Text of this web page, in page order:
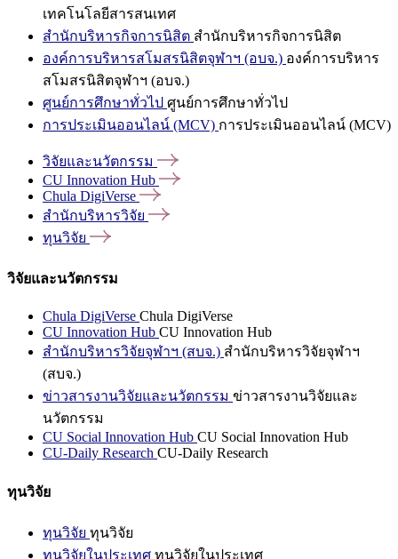
เทคโนโลยีสารสนเทศ
สำนักบริหารกิจการนิสิต สำนักบริหารกิจการนิสิต
องค์การบริหารสโมสรนิสิตจุฬาฯ (อบจ.) องค์การบริหาร
สโมสรนิสิตจุฬาฯ (อบจ.)
ศูนย์การศึกษาทั่วไป ศูนย์การศึกษาทั่วไป
การประเมินออนไลน์ (MCV) การประเมินออนไลน์ (MCV)
วิจัยและนวัตกรรม
CU Innovation Hub
Chula DigiVerse
สำนักบริหารวิจัย
ทุนวิจัย
วิจัยและนวัตกรรม
Chula DigiVerse Chula DigiVerse
CU Innovation Hub CU Innovation Hub
สำนักบริหารวิจัยจุฬาฯ (สบจ.) สำนักบริหารวิจัยจุฬาฯ
(สบจ.)
ข่าวสารงานวิจัยและนวัตกรรม ข่าวสารงานวิจัยและ
นวัตกรรม
CU Social Innovation Hub CU Social Innovation Hub
CU-Daily Research CU-Daily Research
ทุนวิจัย
ทุนวิจัย ทุนวิจัย
ทุนวิจัยในประเทศ ทุนวิจัยในประเทศ